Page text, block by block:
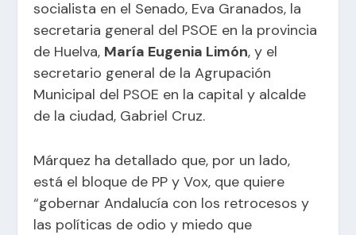
socialista en el Senado, Eva Granados, la
secretaria general del PSOE en la provincia
de Huelva, María Eugenia Limón, y el
secretario general de la Agrupación
Municipal del PSOE en la capital y alcalde
de la ciudad, Gabriel Cruz.
Márquez ha detallado que, por un lado,
está el bloque de PP y Vox, que quiere
“gobernar Andalucía con los retrocesos y
las políticas de odio y miedo que